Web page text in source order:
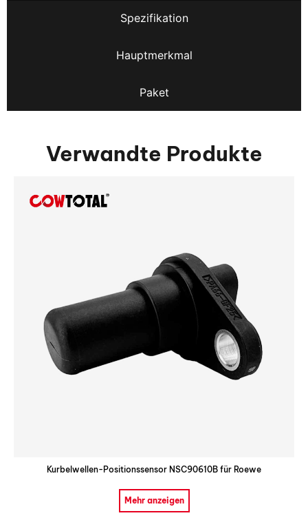
Spezifikation
Hauptmerkmal
Paket
Verwandte Produkte
Kurbelwellen-Positionssensor NSC90610B für Roewe
Mehr anzeigen